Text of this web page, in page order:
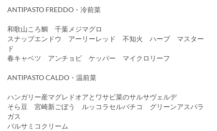
ANTIPASTO FREDDO・冷前菜
和歌山ころ鯛 千葉メジマグロ
スナップエンドウ アーリーレッド 不知火 ハーブ マスター
ド
春キャベツ アンチョビ ケッパー マイクロリーフ
ANTIPASTO CALDO・温前菜
ハンガリー産マグレドオアとワサビ菜のサルサヴェルデ
そら豆 宮崎新ごぼう ルッコラセルバチコ グリーンアスパラ
ガス
バルサミコクリーム